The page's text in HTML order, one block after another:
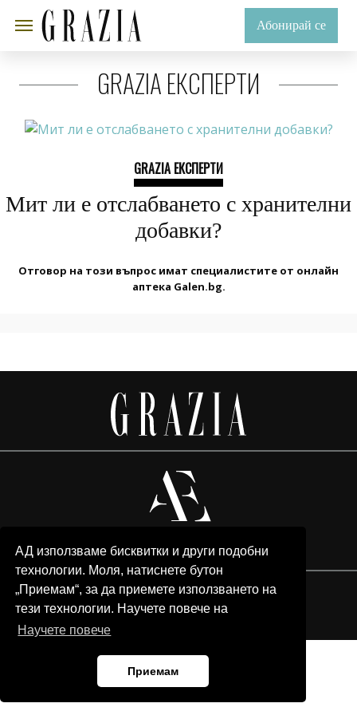
АД използваме бисквитки и други подобни
технологии. Моля, натиснете бутон
„Приемам“, за да приемете използването на
тези технологии. Научете повече на
Научете повече
Приемам
Абонирай се
GRAZIA ЕКСПЕРТИ
GRAZIA ЕКСПЕРТИ
Мит ли е отслабването с хранителни
добавки?
Отговор на този въпрос имат специалистите от онлайн
аптека Galen.bg.
© 2026 Grazia Media LLC. All Rights Reserved.
Team Advertising Privacy policy